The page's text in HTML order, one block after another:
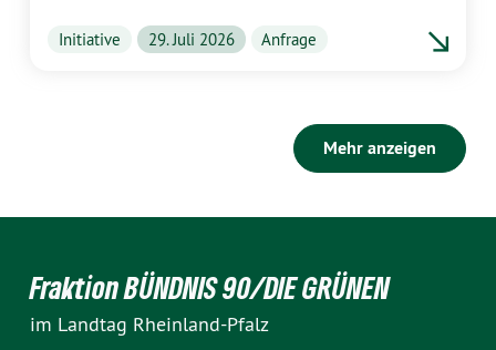
Initiative 29. Juli 2026 Anfrage
Mehr anzeigen
Fraktion BÜNDNIS 90/DIE GRÜNEN
im Landtag Rheinland-Pfalz